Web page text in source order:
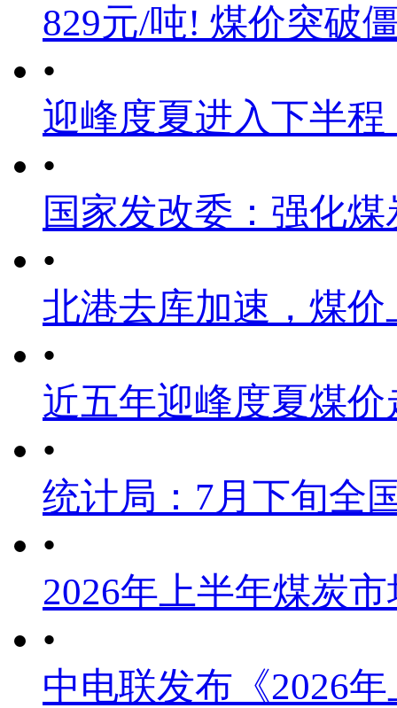
829元/吨! 煤价突破
•
迎峰度夏进入下半
•
国家发改委：强化
•
北港去库加速，煤
•
近五年迎峰度夏煤价
•
统计局：7月下旬全
•
2026年上半年煤炭
•
中电联发布《2026